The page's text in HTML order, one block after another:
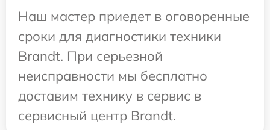
Наш мастер приедет в оговоренные
сроки для диагностики техники
Brandt. При серьезной
неисправности мы бесплатно
доставим технику в сервис в
сервисный центр Brandt.